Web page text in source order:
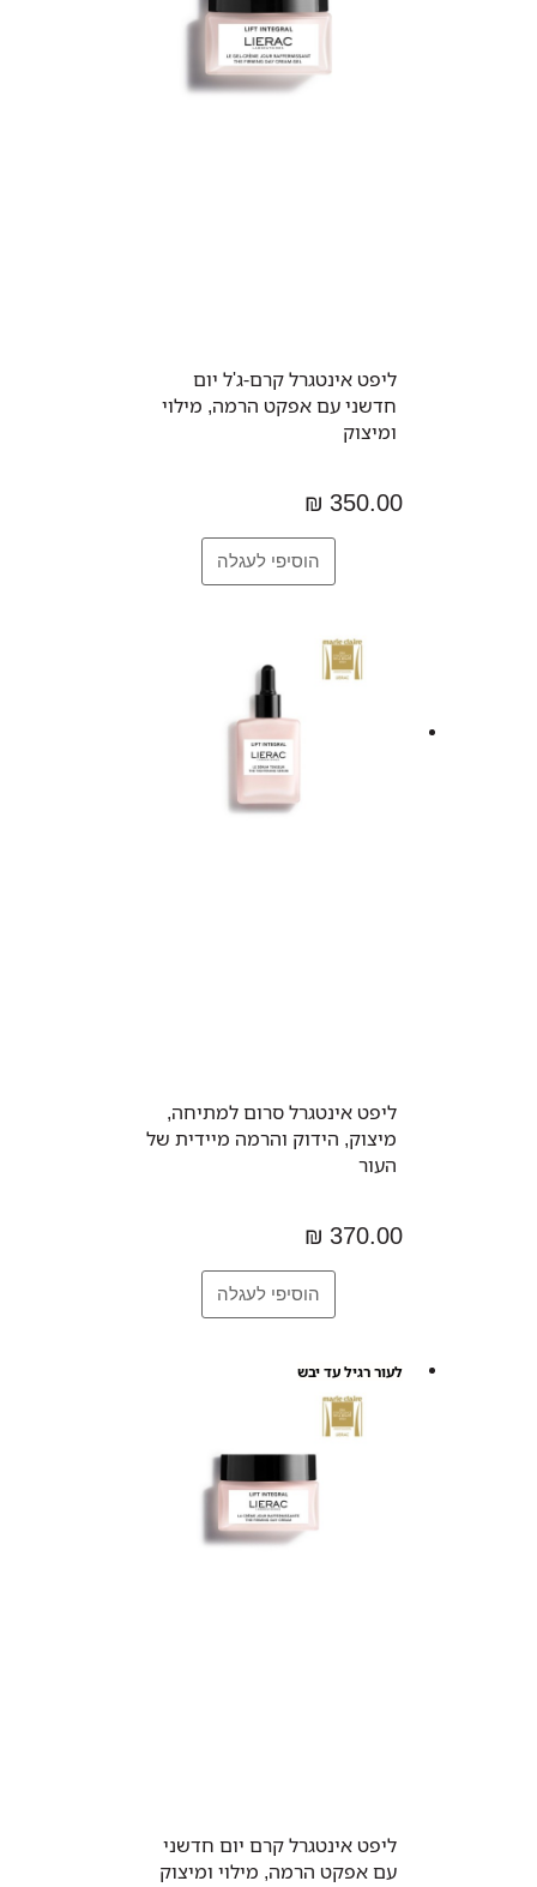
ליפט אינטגרל קרם-ג'ל יום
חדשני עם אפקט הרמה, מילוי
ומיצוק
350.00 ₪
ליפט אינטגרל סרום למתיחה,
מיצוק, הידוק והרמה מיידית של
העור
370.00 ₪
לעור רגיל עד יבש
ליפט אינטגרל קרם יום חדשני
עם אפקט הרמה, מילוי ומיצוק